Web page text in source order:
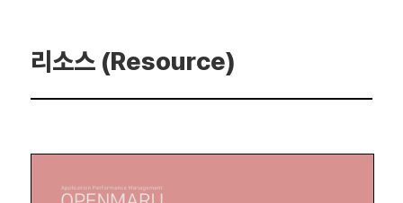
리소스 (Resource)